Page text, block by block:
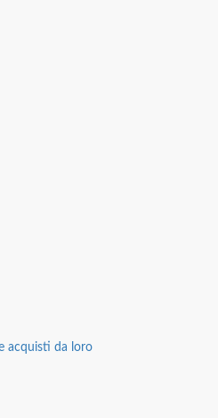
acquisti da loro